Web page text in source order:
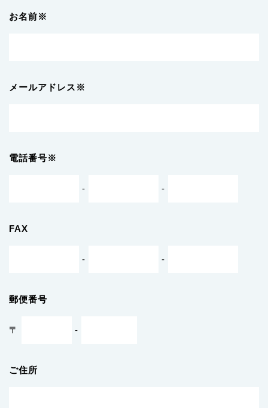
お名前※
メールアドレス※
電話番号※
- -
FAX
- -
郵便番号
〒 -
ご住所